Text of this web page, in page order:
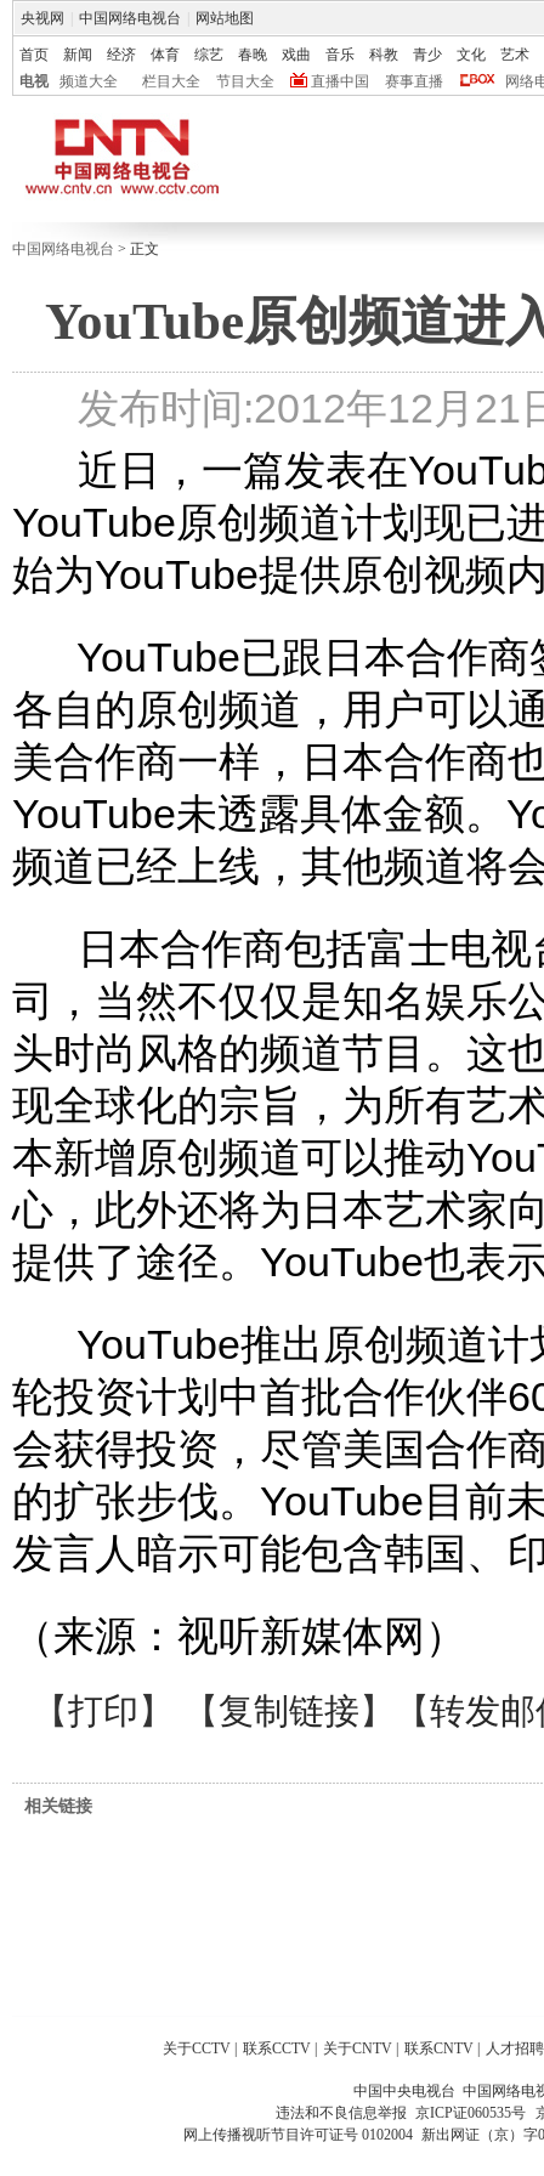
央视网 中国网络电视台 网站地图
首页 新闻 经济 体育 综艺 春晚 戏曲 音乐 科教 青少 文化
艺术
电视
频道大全 栏目大全 节目大全 直播中国 赛事直播 网络
中国网络电视台 > 正文
YouTube原创频道进
发布时间:2012年12月21
近日，一篇发表在
YouTube原创频道计划现已
始为YouTube提供原创视频
YouTube已跟日本合作商
各自的原创频道，用户可以
美合作商一样，日本合作商
YouTube未透露具体金额。
频道已经上线，其他频道将
日本合作商包括富士电视
司，当然不仅仅是知名娱乐
头时尚风格的频道节目。这
现全球化的宗旨，为所有艺
本新增原创频道可以推动
心，此外还将为日本艺术家
提供了途径。YouTube也表
YouTube推出原创频道计
轮投资计划中首批合作伙伴
会获得投资，尽管美国合作
的扩张步伐。YouTube目前
发言人暗示可能包含韩国、
（来源：视听新媒体网）
【打印】 【复制链接】【转发邮
相关链接
关于CCTV | 联系CCTV | 关于CNTV | 联系CNTV | 人才招聘
中国中央电视台 中国网络电
违法和不良信息举报 京ICP证060535号
网上传播视听节目许可证号 0102004 新出网证（京）